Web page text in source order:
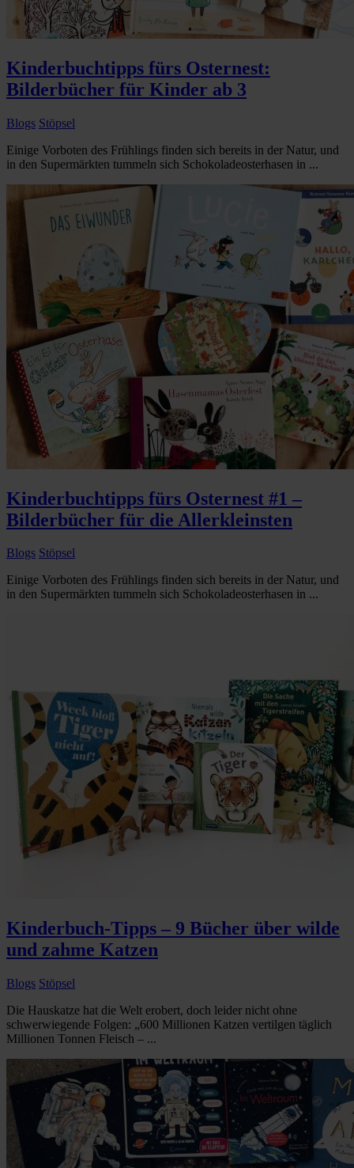
Kinderbuchtipps fürs Osternest:
Bilderbücher für Kinder ab 3
Blogs Stöpsel
Einige Vorboten des Frühlings finden sich bereits in der Natur, und
in den Supermärkten tummeln sich Schokoladeosterhasen in ...
Kinderbuchtipps fürs Osternest #1 –
Bilderbücher für die Allerkleinsten
Blogs Stöpsel
Einige Vorboten des Frühlings finden sich bereits in der Natur, und
in den Supermärkten tummeln sich Schokoladeosterhasen in ...
Kinderbuch-Tipps – 9 Bücher über wilde
und zahme Katzen
Blogs Stöpsel
Die Hauskatze hat die Welt erobert, doch leider nicht ohne
schwerwiegende Folgen: „600 Millionen Katzen vertilgen täglich
Millionen Tonnen Fleisch – ...